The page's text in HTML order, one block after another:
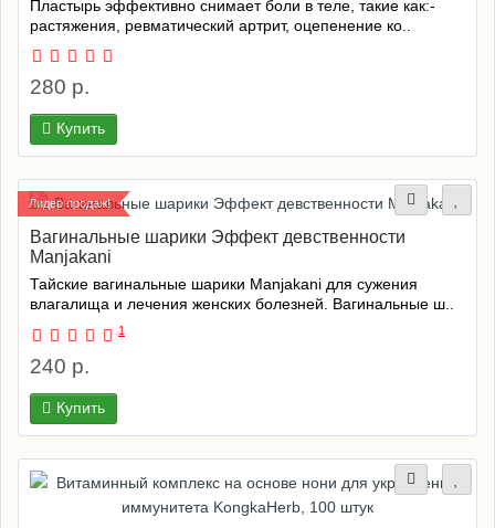
Пластырь эффективно снимает боли в теле, такие как:-
растяжения, ревматический артрит, оцепенение ко..
280 р.
Купить
Лидер продаж!
Вагинальные шарики Эффект девственности
Manjаkаni
Тайские вагинальные шарики Manjаkаni для сужения
влагалища и лечения женских болезней. Вагинальные ш..
1
240 р.
Купить